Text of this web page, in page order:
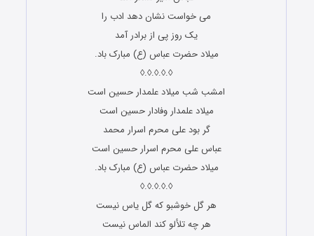
می خواست نشان دهد ادب را
یک روز پی از برادر آمد
میلاد حضرت عباس (ع) مبارک باد.
◊.◊.◊.◊.◊
امشب شب میلاد علمدار حسین است
میلاد علمدار وفادار حسین است
گر بود علی محرم اسرار محمد
عباس علی محرم اسرار حسین است
میلاد حضرت عباس (ع) مبارک باد.
◊.◊.◊.◊.◊
هر گل خوشبو که گل یاس نیست
هر چه تلألو کند الماس نیست